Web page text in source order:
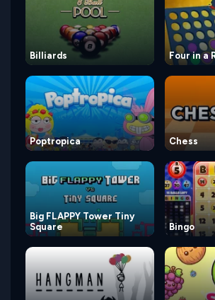
Billiards Four in a
Poptropica Chess
Big FLAPPY Tower Tiny
Square
Bingo